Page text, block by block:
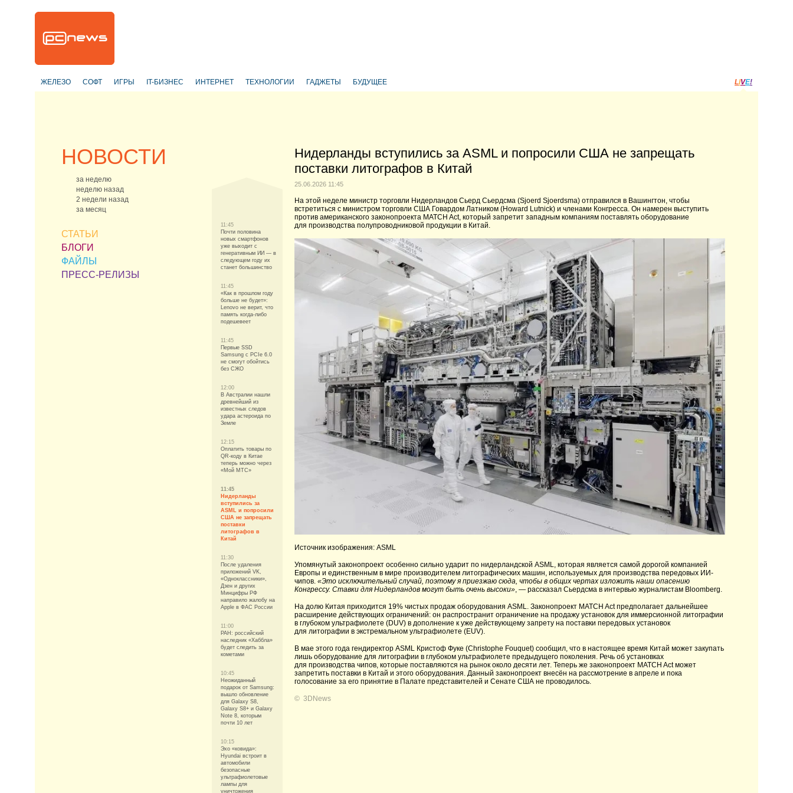
ЖЕЛЕЗО СОФТ ИГРЫ IT-БИЗНЕС ИНТЕРНЕТ ТЕХНОЛОГИИ ГАДЖЕТЫ БУДУЩЕЕ LIVE!
НОВОСТИ
за неделю
неделю назад
2 недели назад
за месяц
СТАТЬИ
БЛОГИ
ФАЙЛЫ
ПРЕСС-РЕЛИЗЫ
11:45
Почти половина
новых смартфонов
уже выходит с
генеративным ИИ — в
следующем году их
станет большинство
11:45
«Как в прошлом году
больше не будет»:
Lenovo не верит, что
память когда-либо
подешевеет
11:45
Первые SSD
Samsung с PCIe 6.0
не смогут обойтись
без СЖО
12:00
В Австралии нашли
древнейший из
известных следов
удара астероида по
Земле
12:15
Оплатить товары по
QR-коду в Китае
теперь можно через
«Мой МТС»
11:45
Нидерланды
вступились за
ASML и попросили
США не запрещать
поставки
литографов в
Китай
11:30
После удаления
приложений VK,
«Одноклассники»,
Дзен и других
Минцифры РФ
направило жалобу на
Apple в ФАС России
11:00
РАН: российский
наследник «Хаббла»
будет следить за
кометами
10:45
Неожиданный
подарок от Samsung:
вышло обновление
для Galaxy S8,
Galaxy S8+ и Galaxy
Note 8, которым
почти 10 лет
10:15
Эхо «ковида»:
Hyundai встроит в
автомобили
безопасные
ультрафиолетовые
лампы для
уничтожения
Нидерланды вступились за ASML и попросили США не запрещать
поставки литографов в Китай
25.06.2026 11:45
На этой неделе министр торговли Нидерландов Сьерд Сьердсма (Sjoerd Sjoerdsma) отправился в Вашингтон, чтобы
встретиться с министром торговли США Говардом Латником (Howard Lutnick) и членами Конгресса. Он намерен выступить
против американского законопроекта MATCH Act, который запретит западным компаниям поставлять оборудование
для производства полупроводниковой продукции в Китай.
Источник изображения: ASML
Упомянутый законопроект особенно сильно ударит по нидерландской ASML, которая является самой дорогой компанией
Европы и единственным в мире производителем литографических машин, используемых для производства передовых ИИ-
чипов. «Это исключительный случай, поэтому я приезжаю сюда, чтобы в общих чертах изложить наши опасению
Конгрессу. Ставки для Нидерландов могут быть очень высоки» , — рассказал Сьердсма в интервью журналистам Bloomberg.
На долю Китая приходится 19% чистых продаж оборудования ASML. Законопроект MATCH Act предполагает дальнейшее
расширение действующих ограничений: он распространит ограничение на продажу установок для иммерсионной литографии
в глубоком ультрафиолете (DUV) в дополнение к уже действующему запрету на поставки передовых установок
для литографии в экстремальном ультрафиолете (EUV).
В мае этого года гендиректор ASML Кристоф Фуке (Christophe Fouquet) сообщил, что в настоящее время Китай может закупать
лишь оборудование для литографии в глубоком ультрафиолете предыдущего поколения. Речь об установках
для производства чипов, которые поставляются на рынок около десяти лет. Теперь же законопроект MATCH Act может
запретить поставки в Китай и этого оборудования. Данный законопроект внесён на рассмотрение в апреле и пока
голосование за его принятие в Палате представителей и Сенате США не проводилось.
© 3DNews